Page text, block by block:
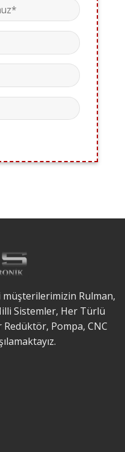
Rulman,
Sistemler, Her Türlü
Pompa, CNC